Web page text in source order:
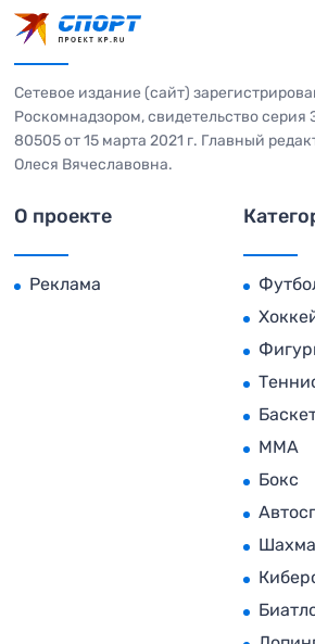
Сетевое издание (сайт)
Роскомнадзором, свидетельство
80505 от 15 марта 2021 г. Главный
Олеся Вячеславовна.
О проекте
Реклама
MMA
Бокс